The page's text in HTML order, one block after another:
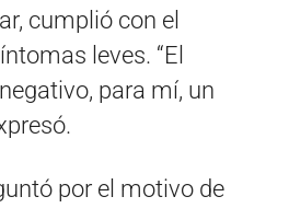
cumplió con el
leves. “El
para mí, un
por el motivo de